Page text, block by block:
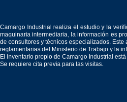
Camargo Industrial realiza el estudio y la
maquinaria intermediaria, la información es
de consultores y técnicos especializados.
reglamentarias del Ministerio de Trabajo y la
El inventario propio de Camargo Industrial
Se requiere cita previa para las visitas.